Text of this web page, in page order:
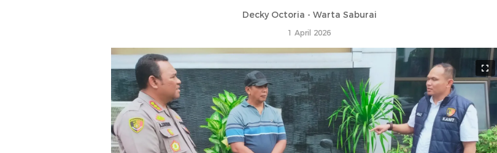
Decky Octoria - Warta Saburai
1 April 2026